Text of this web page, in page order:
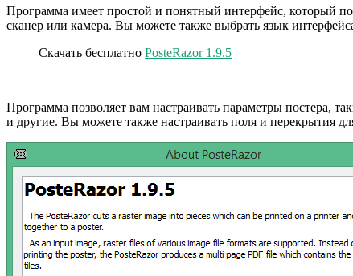
Программа имеет простой и понятный интерфейс, который
сканер или камера. Вы можете также выбрать язык
Скачать бесплатно PosteRazor 1.9.5
Программа позволяет вам настраивать параметры постера,
и другие. Вы можете также настраивать поля и перекрытия